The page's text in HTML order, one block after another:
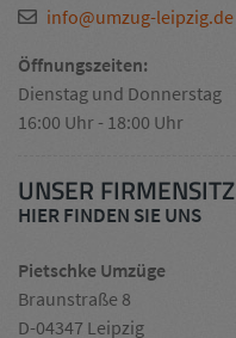
info@umzug-leipzig.de
Öffnungszeiten:
Dienstag und Donnerstag
16:00 Uhr - 18:00 Uhr
UNSER FIRMENSITZ
HIER FINDEN SIE UNS
Pietschke Umzüge
Braunstraße 8
D-04347 Leipzig